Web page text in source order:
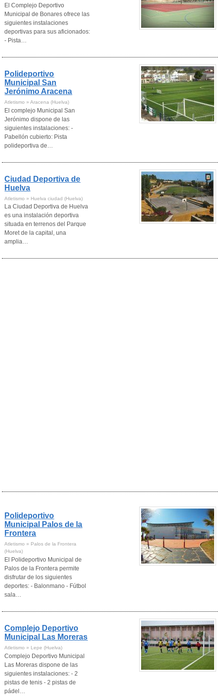
El Complejo Deportivo
Municipal de Bonares ofrece las
siguientes instalaciones
deportivas para sus aficionados:
- Pista…
Polideportivo
Municipal San
Jerónimo Aracena
Atletismo » Aracena (Huelva)
El complejo Municipal San
Jerónimo dispone de las
siguientes instalaciones: -
Pabellón cubierto: Pista
polideportiva de…
Ciudad Deportiva de
Huelva
Atletismo » Huelva ciudad (Huelva)
La Ciudad Deportiva de Huelva
es una instalación deportiva
situada en terrenos del Parque
Moret de la capital, una
amplia…
Polideportivo
Municipal Palos de la
Frontera
Atletismo » Palos de la Frontera
(Huelva)
El Polideportivo Municipal de
Palos de la Frontera permite
disfrutar de los siguientes
deportes: - Balonmano - Fútbol
sala…
Complejo Deportivo
Municipal Las Moreras
Atletismo » Lepe (Huelva)
Complejo Deportivo Municipal
Las Moreras dispone de las
siguientes instalaciones: - 2
pistas de tenis - 2 pistas de
pádel…